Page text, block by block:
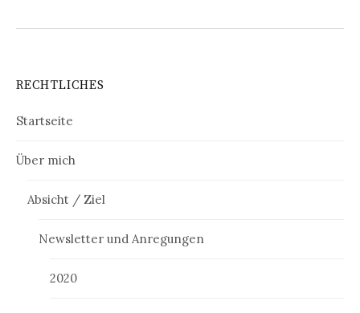
RECHTLICHES
Startseite
Über mich
Absicht / Ziel
Newsletter und Anregungen
2020